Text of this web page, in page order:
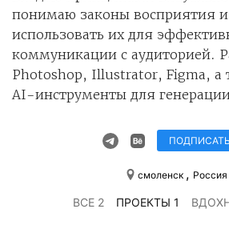
понимаю законы восприятия
использовать их для
коммуникации с аудиторией.
Photoshop, Illustrator, Figma, а
AI-инструменты для
смоленск , Россия
ВСЕ 2 ПРОЕКТЫ 1